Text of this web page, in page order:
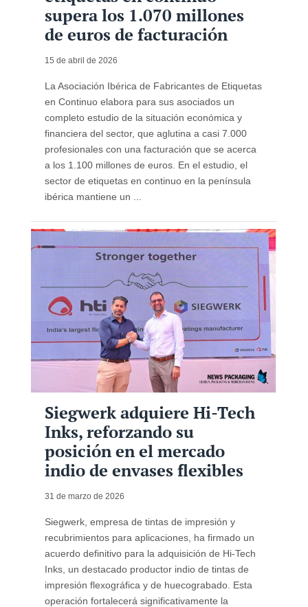
supera los 1.070 millones
de euros de facturación
15 de abril de 2026
La Asociación Ibérica de Fabricantes de Etiquetas
en Continuo elabora para sus asociados un
completo estudio de la situación económica y
financiera del sector, que aglutina a casi 7.000
profesionales con una facturación que se acerca
a los 1.100 millones de euros. En el estudio, el
sector de etiquetas en continuo en la península
ibérica mantiene un ...
Siegwerk adquiere Hi-Tech
Inks, reforzando su
posición en el mercado
indio de envases flexibles
31 de marzo de 2026
Siegwerk, empresa de tintas de impresión y
recubrimientos para aplicaciones, ha firmado un
acuerdo definitivo para la adquisición de Hi-Tech
Inks, un destacado productor indio de tintas de
impresión flexográfica y de huecograbado. Esta
operación fortalecerá significativamente la